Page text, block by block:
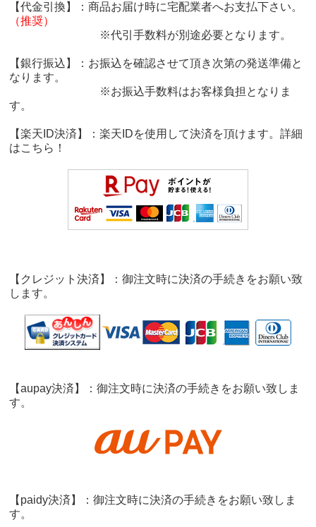
【代金引換】：商品お届け時に宅配業者へお支払下さい。
（推奨）
※代引手数料が別途必要となります。
【銀行振込】：お振込を確認させて頂き次第の発送準備と
なります。
※お振込手数料はお客様負担となりま
す。
【楽天ID決済】：楽天IDを使用して決済を頂けます。詳細
はこちら！
【クレジット決済】：御注文時に決済の手続きをお願い致
します。
【aupay決済】：御注文時に決済の手続きをお願い致しま
す。
【paidy決済】：御注文時に決済の手続きをお願い致しま
す。